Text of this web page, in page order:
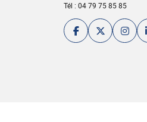
Tél : 04 79 75 85 85